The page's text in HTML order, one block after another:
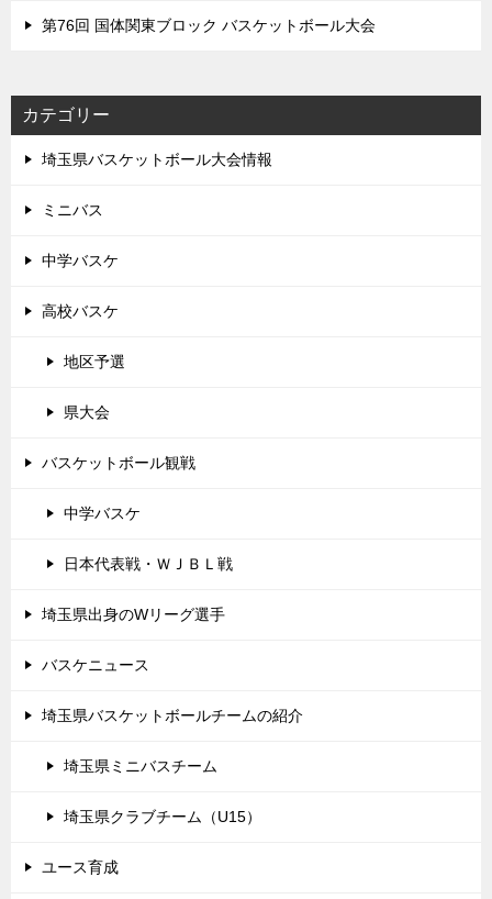
第76回 国体関東ブロック バスケットボール大会
カテゴリー
埼玉県バスケットボール大会情報
ミニバス
中学バスケ
高校バスケ
地区予選
県大会
バスケットボール観戦
中学バスケ
日本代表戦・ＷＪＢＬ戦
埼玉県出身のWリーグ選手
バスケニュース
埼玉県バスケットボールチームの紹介
埼玉県ミニバスチーム
埼玉県クラブチーム（U15）
ユース育成